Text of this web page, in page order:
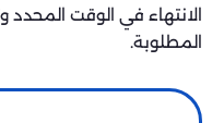
الانتهاء في الوقت المحدد
المطلوبة.